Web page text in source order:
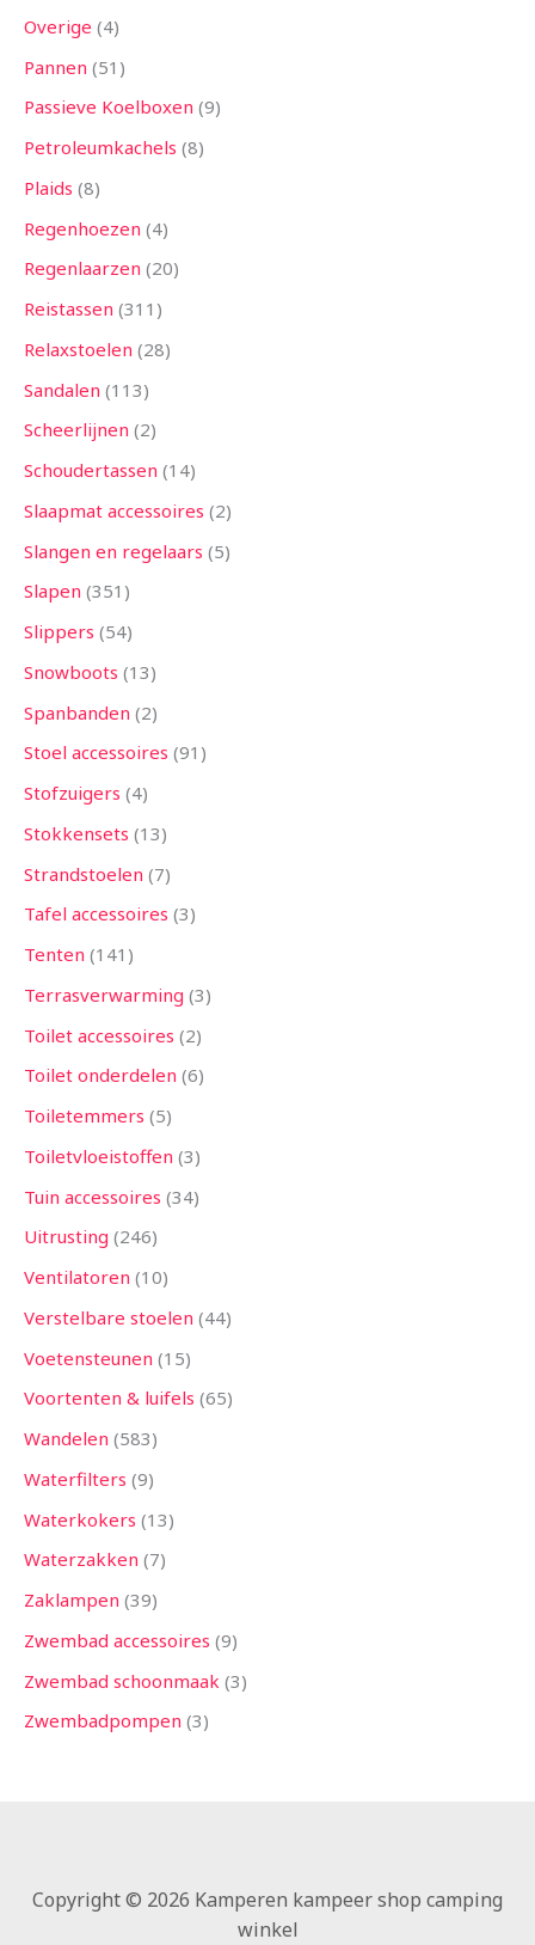
Overige 4
Pannen 51
Passieve Koelboxen 9
Petroleumkachels 8
Plaids 8
Regenhoezen 4
Regenlaarzen 20
Reistassen 311
Relaxstoelen 28
Sandalen 113
Scheerlijnen 2
Schoudertassen 14
Slaapmat accessoires 2
Slangen en regelaars 5
Slapen 351
Slippers 54
Snowboots 13
Spanbanden 2
Stoel accessoires 91
Stofzuigers 4
Stokkensets 13
Strandstoelen 7
Tafel accessoires 3
Tenten 141
Terrasverwarming 3
Toilet accessoires 2
Toilet onderdelen 6
Toiletemmers 5
Toiletvloeistoffen 3
Tuin accessoires 34
Uitrusting 246
Ventilatoren 10
Verstelbare stoelen 44
Voetensteunen 15
Voortenten & luifels 65
Wandelen 583
Waterfilters 9
Waterkokers 13
Waterzakken 7
Zaklampen 39
Zwembad accessoires 9
Zwembad schoonmaak 3
Zwembadpompen 3
Copyright © 2026 Kamperen kampeer shop camping
winkel